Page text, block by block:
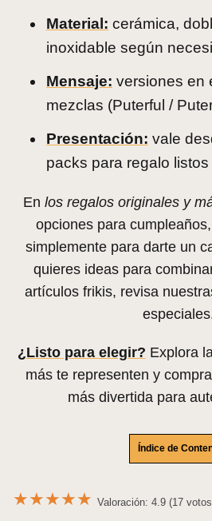
Material: cerámica,
inoxidable según
Mensaje: versiones en
mezclas (Puterful /
Presentación: vale
packs para regalo
En los regalos originales y
opciones para
simplemente para darte un
quieres ideas para
artículos frikis, revisa
¿Listo para elegir? Explora
más te representen y
más divertida para
Índice de
★★★★★ Valoración: 4.9 (17